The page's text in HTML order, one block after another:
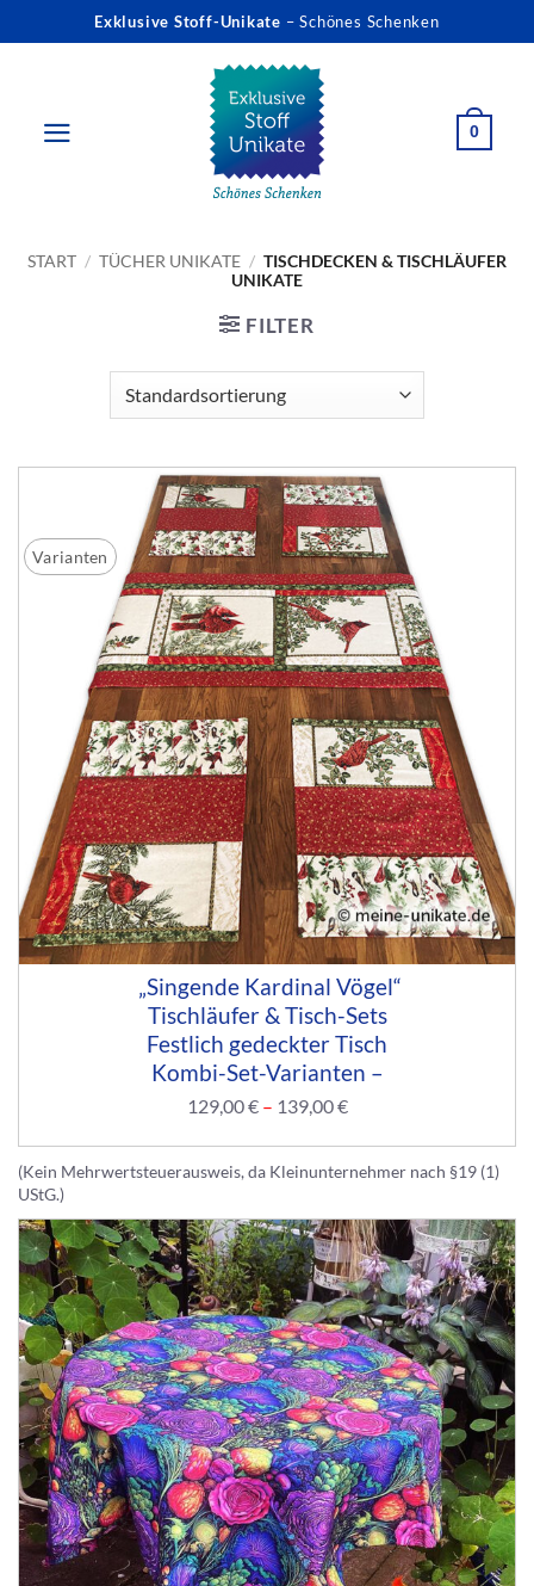
Inhalt
Exklusive Stoff-Unikate – Schönes Schenken
0
START / TÜCHER UNIKATE / TISCHDECKEN & TISCHLÄUFER
UNIKATE
FILTER
Varianten
„Singende Kardinal Vögel“
Tischläufer & Tisch-Sets
Festlich gedeckter Tisch
Kombi-Set-Varianten –
129,00€– 139,00€
(Kein Mehrwertsteuerausweis, da Kleinunternehmer nach §19 (1)
UStG.)